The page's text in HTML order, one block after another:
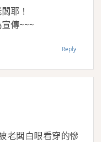
耶！
傳~~~
Reply
老闆白眼看穿的慘